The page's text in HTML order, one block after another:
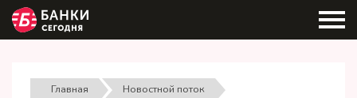
Главная Новостной поток